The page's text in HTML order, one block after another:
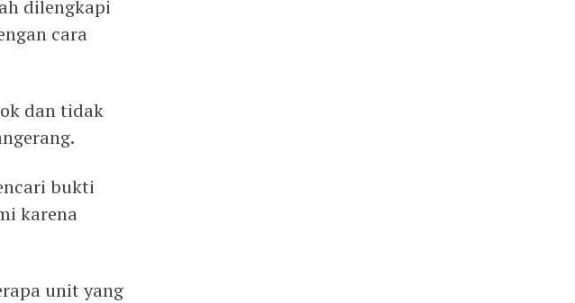
dilengkapi
cara
dan tidak
bukti
karena
unit yang